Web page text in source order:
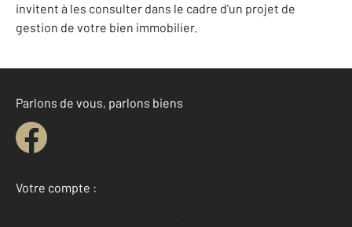
invitent à les consulter dans le cadre d'un projet de
gestion de votre bien immobilier.
Parlons de vous, parlons biens
Votre compte :
Accéder à mon compte